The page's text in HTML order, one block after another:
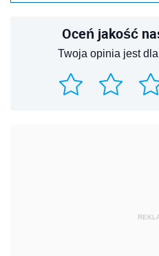
Oceń jakość
Twoja opinia jest